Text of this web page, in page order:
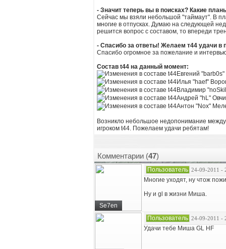
- Значит теперь вы в поисках? Какие
Сейчас мы взяли небольшой "таймаут". В
многие в отпусках. Думаю на следующей
решится вопрос с составом, то впереди
- Спасибо за ответы! Желаем т44 удачи в
Спасибо огромное за пожелание и
Состав t44 на данный момент:
Евгений
Илья "haef"
Владимир
Андрей "hL"
Антон "Nox"
Возникло небольшое недопонимание
игроком t44. Пожелаем удачи ребятам!
Комментарии (47)
Se7en
Пользователь 24-09-2011 -
Многие уходят, ну чтож
Ну и gl в жизни Миша.
Пользователь 24-09-2011 -
Удачи тебе Миша GL HF